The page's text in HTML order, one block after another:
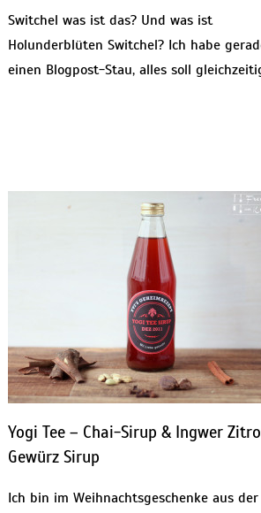
Switchel was ist das? Und was ist
Holunderblüten Switchel? Ich habe
einen Blogpost-Stau, alles soll
Yogi Tee – Chai-Sirup & Ingwer
Gewürz Sirup
Ich bin im Weihnachtsgeschenke aus der